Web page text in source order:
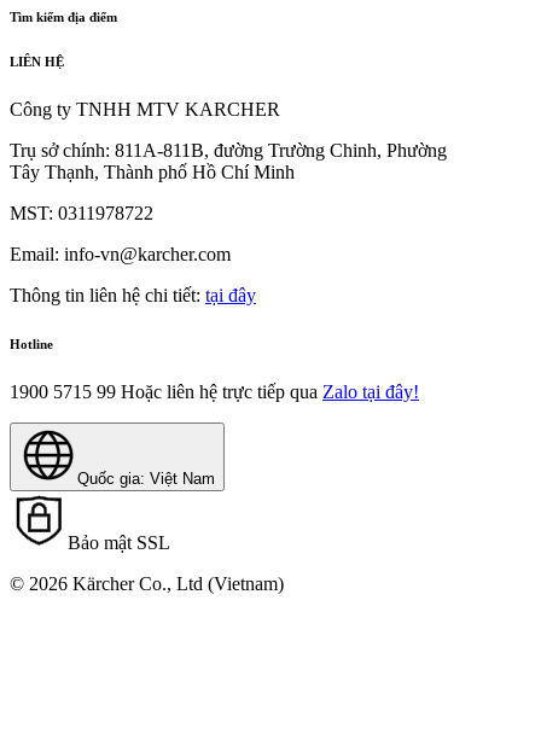
Tìm kiếm địa điểm
LIÊN HỆ
Công ty TNHH MTV KARCHER
Trụ sở chính: 811A-811B, đường Trường Chinh, Phường
Tây Thạnh, Thành phố Hồ Chí Minh
MST: 0311978722
Email: info-vn@karcher.com
Thông tin liên hệ chi tiết: tại đây
Hotline
1900 5715 99 Hoặc liên hệ trực tiếp qua Zalo tại đây!
Quốc gia: Việt Nam
Bảo mật SSL
© 2026 Kärcher Co., Ltd (Vietnam)